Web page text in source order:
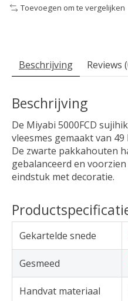
Toevoegen om te vergelijken
Beschrijving Reviews
Beschrijving
De Miyabi 5000FCD
vleesmes gemaakt van
De zwarte pakkahouten
gebalanceerd en
eindstuk met decoratie.
Gekartelde snede
Gesmeed
Handvat materiaal